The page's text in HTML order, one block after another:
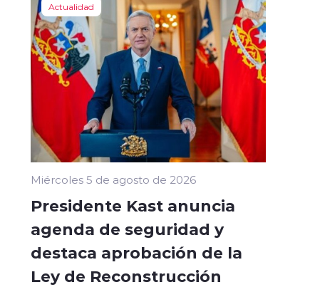
Actualidad
Miércoles 5 de agosto de 2026
Presidente Kast anuncia
agenda de seguridad y
destaca aprobación de la
Ley de Reconstrucción